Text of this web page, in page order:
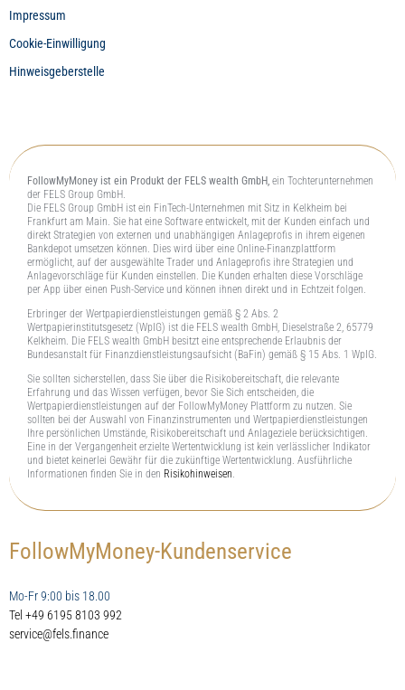
Impressum
Cookie-Einwilligung
Hinweisgeberstelle
FollowMyMoney ist ein Produkt der FELS wealth GmbH, ein Tochterunternehmen
der FELS Group GmbH.
Die FELS Group GmbH ist ein FinTech-Unternehmen mit Sitz in Kelkheim bei
Frankfurt am Main. Sie hat eine Software entwickelt, mit der Kunden einfach und
direkt Strategien von externen und unabhängigen Anlageprofis in ihrem eigenen
Bankdepot umsetzen können. Dies wird über eine Online-Finanzplattform
ermöglicht, auf der ausgewählte Trader und Anlageprofis ihre Strategien und
Anlagevorschläge für Kunden einstellen. Die Kunden erhalten diese Vorschläge
per App über einen Push-Service und können ihnen direkt und in Echtzeit folgen.
Erbringer der Wertpapierdienstleistungen gemäß § 2 Abs. 2
Wertpapierinstitutsgesetz (WpIG) ist die FELS wealth GmbH, Dieselstraße 2, 65779
Kelkheim. Die FELS wealth GmbH besitzt eine entsprechende Erlaubnis der
Bundesanstalt für Finanzdienstleistungsaufsicht (BaFin) gemäß § 15 Abs. 1 WpIG.
Sie sollten sicherstellen, dass Sie über die Risikobereitschaft, die relevante
Erfahrung und das Wissen verfügen, bevor Sie Sich entscheiden, die
Wertpapierdienstleistungen auf der FollowMyMoney Plattform zu nutzen. Sie
sollten bei der Auswahl von Finanzinstrumenten und Wertpapierdienstleistungen
Ihre persönlichen Umstände, Risikobereitschaft und Anlageziele berücksichtigen.
Eine in der Vergangenheit erzielte Wertentwicklung ist kein verlässlicher Indikator
und bietet keinerlei Gewähr für die zukünftige Wertentwicklung. Ausführliche
Informationen finden Sie in den Risikohinweisen
FollowMyMoney-Kundenservice
Mo-Fr 9:00 bis 18.00
Tel +49 6195 8103 992
service@fels.finance